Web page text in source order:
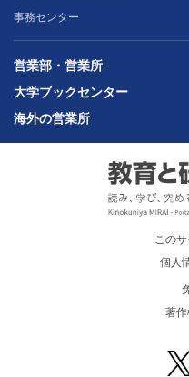
事務センター
営業部・営業所
大学ブックセンター
海外の営業所
この
個人
著